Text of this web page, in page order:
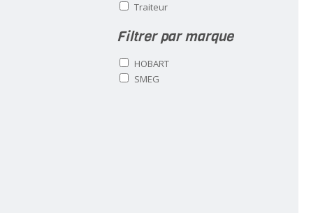
Traiteur
Filtrer par marque
HOBART
SMEG